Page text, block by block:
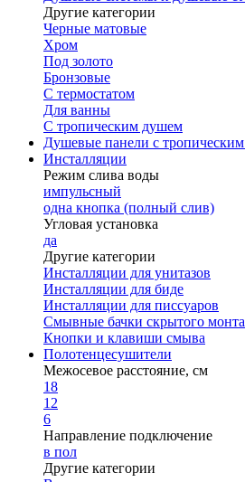
Другие категории
Черные матовые
Хром
Под золото
Бронзовые
С термостатом
Для ванны
С тропическим душем
Душевые панели с
Инсталляции
Режим слива воды
импульсный
одна кнопка (полный слив)
Угловая установка
да
Другие категории
Инсталляции для унитазов
Инсталляции для биде
Инсталляции для писсуаров
Смывные бачки скрытого
Кнопки и клавиши смыва
Полотенцесушители
Межосевое расстояние, см
18
12
6
Направление подключение
в пол
Другие категории